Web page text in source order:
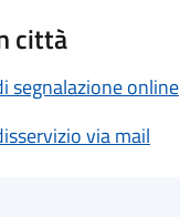
città
segnalazione online
via mail